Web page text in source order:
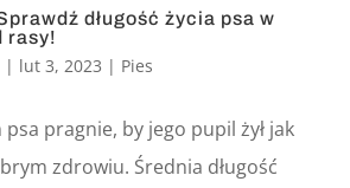
długość życia psa w
rasy!
| lut 3, 2023 | Pies
pragnie, by jego pupil żył jak
zdrowiu. Średnia długość